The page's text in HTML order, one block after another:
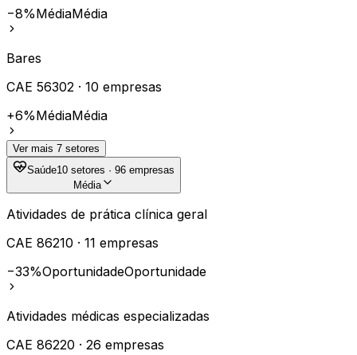
−8%MédiaMédia
Bares
CAE 56302 · 10 empresas
+6%MédiaMédia
Ver mais 7 setores
Saúde10 setores · 96 empresas
Média
Atividades de prática clínica geral
CAE 86210 · 11 empresas
−33%OportunidadeOportunidade
Atividades médicas especializadas
CAE 86220 · 26 empresas